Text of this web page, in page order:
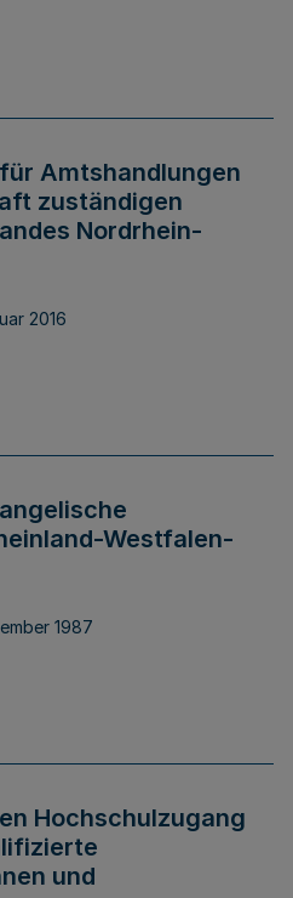
Amtshandlungen
zuständigen
Nordrhein-
2016
Westfalen-
1987
Hochschulzugang
und